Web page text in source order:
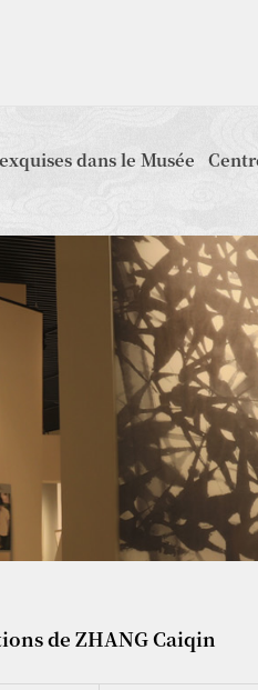
dans le Musée
de ZHANG Caiqin